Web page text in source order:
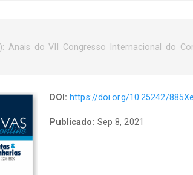
Anais do VII Congresso Internacional do
DOI: https://doi.org/10.25242/
Publicado: Sep 8, 2021